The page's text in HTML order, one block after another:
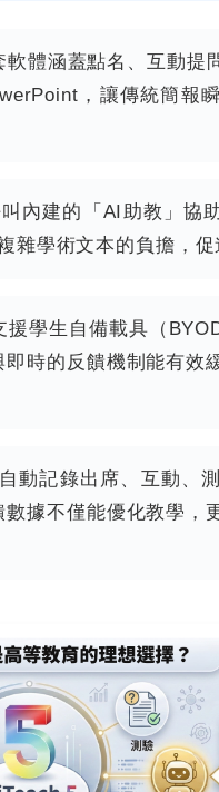
軟體涵蓋點名、互動提
，讓傳統簡報
內建的「AI助教」協
雜學術文本的負擔，促
援學生自備載具（
時的反饋機制能有效
動記錄出席、互動、
據不僅能優化教學，